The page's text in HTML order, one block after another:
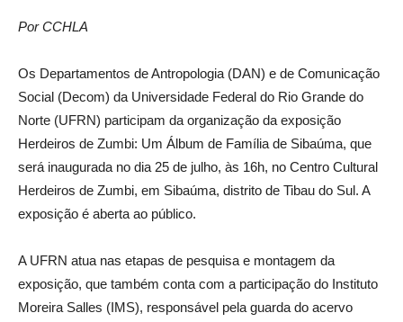
Por CCHLA
Os Departamentos de Antropologia (DAN) e de Comunicação
Social (Decom) da Universidade Federal do Rio Grande do
Norte (UFRN) participam da organização da exposição
Herdeiros de Zumbi: Um Álbum de Família de Sibaúma, que
será inaugurada no dia 25 de julho, às 16h, no Centro Cultural
Herdeiros de Zumbi, em Sibaúma, distrito de Tibau do Sul. A
exposição é aberta ao público.
A UFRN atua nas etapas de pesquisa e montagem da
exposição, que também conta com a participação do Instituto
Moreira Salles (IMS), responsável pela guarda do acervo